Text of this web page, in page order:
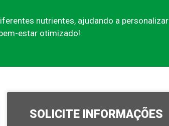
nutrientes, ajudando a personalizar
estar otimizado!
SOLICITE INFORMAÇÕES